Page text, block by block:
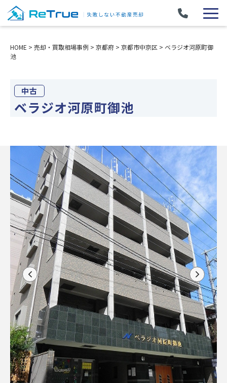
HOME > 売却・買取相場事例 > 京都府 > 京都市中京区 > ベラジオ河原町御
池
中古
ベラジオ河原町御池